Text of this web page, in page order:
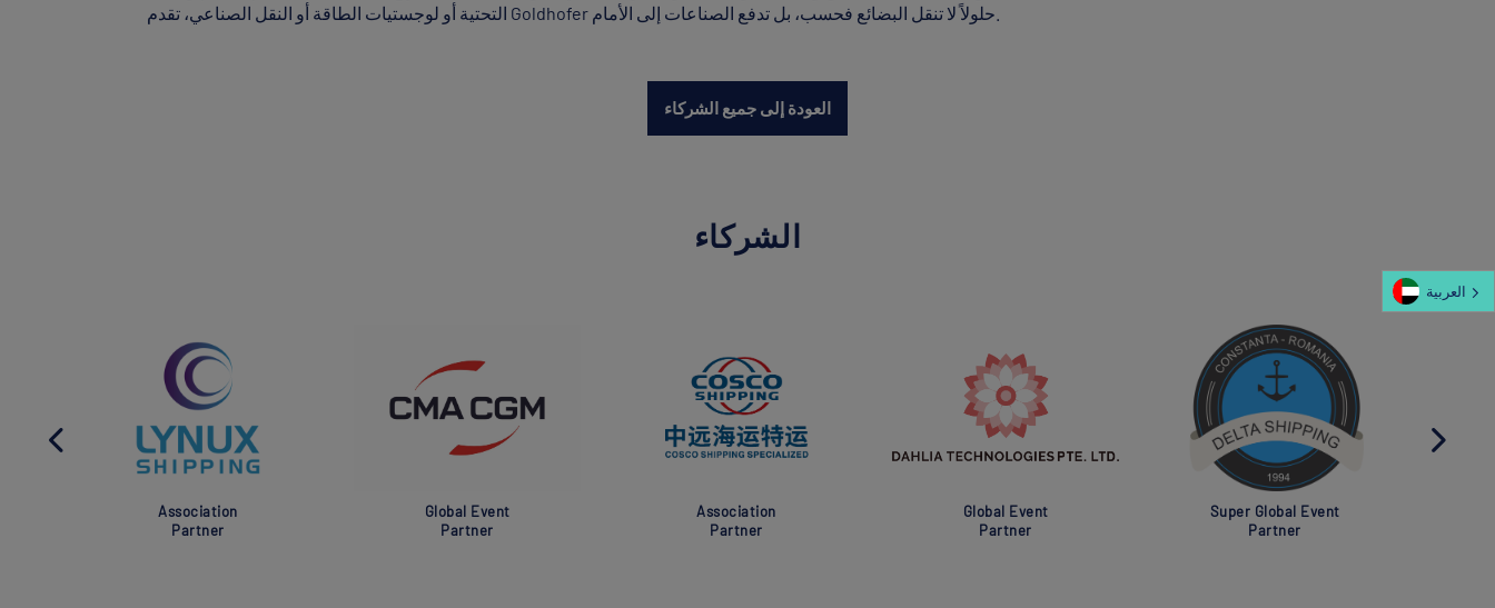
العودة إلى جميع الشركاء
الشركاء
Association
Partner
Global Event
Partner
Association
Partner
Global Event
Partner
Super Global Event
Partner
العربية‏